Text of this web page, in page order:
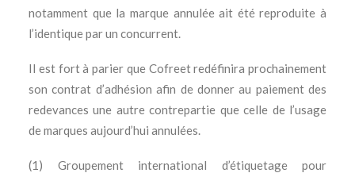
notamment que la marque annulée ait été reproduite à
l’identique par un concurrent.
Il est fort à parier que Cofreet redéfinira prochainement
son contrat d’adhésion afin de donner au paiement des
redevances une autre contrepartie que celle de l’usage
de marques aujourd’hui annulées.
(1) Groupement international d’étiquetage pour